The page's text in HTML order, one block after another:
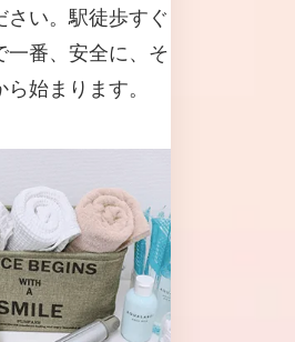
い。駅徒歩すぐ
番、安全に、そ
始まります。